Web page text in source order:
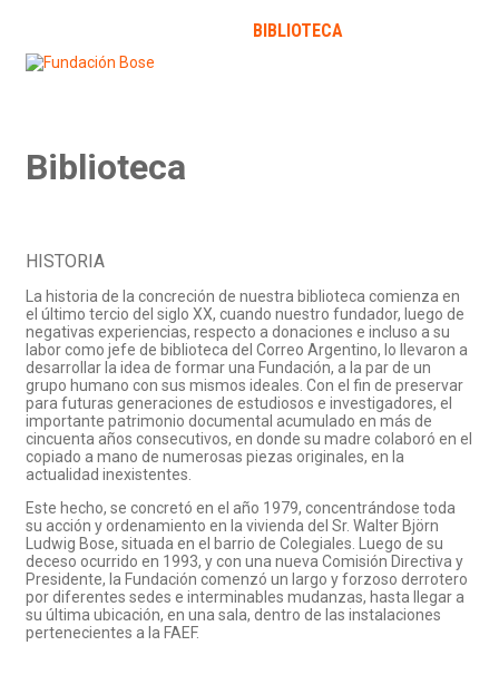
BIBLIOTECA
Biblioteca
HISTORIA
La historia de la concreción de nuestra biblioteca comienza en
el último tercio del siglo XX, cuando nuestro fundador, luego de
negativas experiencias, respecto a donaciones e incluso a su
labor como jefe de biblioteca del Correo Argentino, lo llevaron a
desarrollar la idea de formar una Fundación, a la par de un
grupo humano con sus mismos ideales. Con el fin de preservar
para futuras generaciones de estudiosos e investigadores, el
importante patrimonio documental acumulado en más de
cincuenta años consecutivos, en donde su madre colaboró en el
copiado a mano de numerosas piezas originales, en la
actualidad inexistentes.
Este hecho, se concretó en el año 1979, concentrándose toda
su acción y ordenamiento en la vivienda del Sr. Walter Björn
Ludwig Bose, situada en el barrio de Colegiales. Luego de su
deceso ocurrido en 1993, y con una nueva Comisión Directiva y
Presidente, la Fundación comenzó un largo y forzoso derrotero
por diferentes sedes e interminables mudanzas, hasta llegar a
su última ubicación, en una sala, dentro de las instalaciones
pertenecientes a la FAEF.